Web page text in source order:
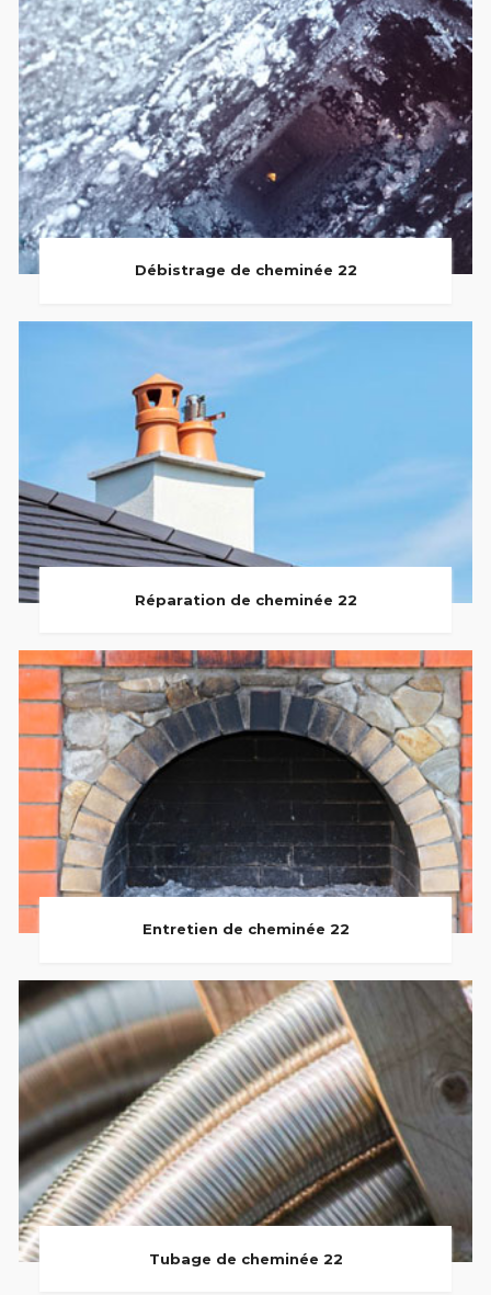
Débistrage de cheminée 22
Réparation de cheminée 22
Entretien de cheminée 22
Tubage de cheminée 22